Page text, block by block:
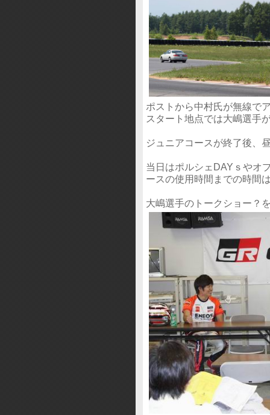
ポストから中村氏が無線で
スタート地点では大嶋選手
ジュニアコースが終了後、
当日はポルシェDAYｓやオ
ースの使用時間までの時間
大嶋選手のトークショー？